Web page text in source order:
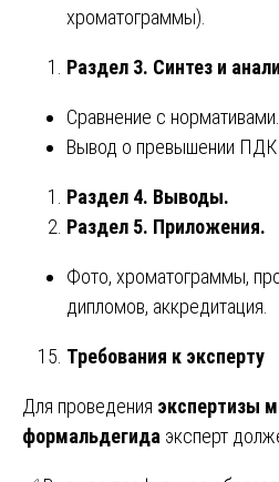
хроматограммы).
Раздел 3. Синтез и
Сравнение с нормативами.
Вывод о превышении ПДК
Раздел 4. Выводы.
Раздел 5. Приложения.
Фото, хроматограммы,
дипломов, аккредитация.
Требования к эксперту
Для проведения экспертизы
формальдегида эксперт